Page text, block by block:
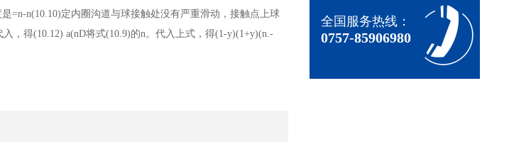
=n-n(10.10)定内圈沟道与球接触处没有严重滑动，接触点上球
，得(10.12) a(nD将式(10.9)的n。代入上式，得(1-y)(1+y)(n.-
全国服务热线：
0757-85906980